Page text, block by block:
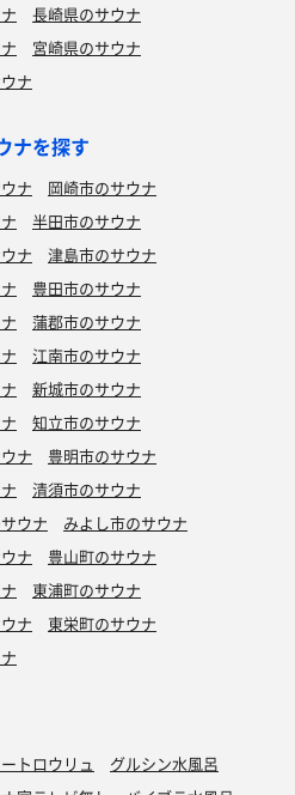
長崎県のサウナ
宮崎県のサウナ
ナ
ナを探す
ナ
岡崎市のサウナ
半田市のサウナ
ナ
津島市のサウナ
豊田市のサウナ
蒲郡市のサウナ
江南市のサウナ
新城市のサウナ
知立市のサウナ
ナ
豊明市のサウナ
清須市のサウナ
ウナ
みよし市のサウナ
ナ
豊山町のサウナ
東浦町のサウナ
ナ
東栄町のサウナ
トロウリュ
グルシン水風呂